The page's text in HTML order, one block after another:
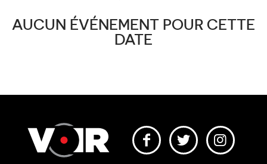
AUCUN ÉVÉNEMENT POUR CETTE
DATE